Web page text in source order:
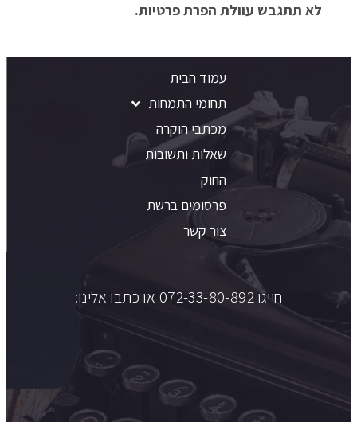
לא תתגבש עוולת הפרת פרטיות.
עמוד הבית
תחומי התמחות
מכתבי הוקרה
שאלות ותשובות
החוק
פרסומים ברשת
צור קשר
חייגו 072-33-80-892 או כתבו אלינו: